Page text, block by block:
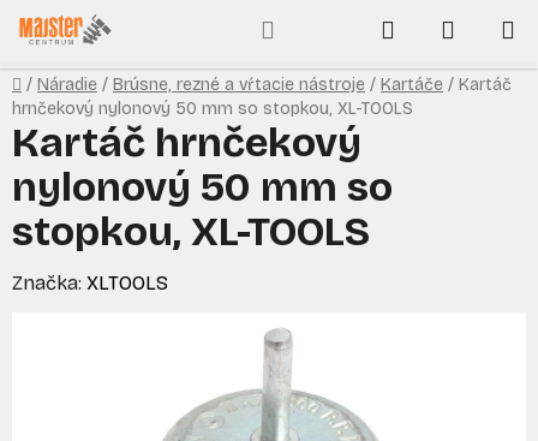
Prejsť
na
obsah
Hľadať
KOŠÍK
Domov
/ Náradie / Brúsne, rezné a vŕtacie nástroje / Kartáče / Kartáč
hrnčekový nylonový 50 mm so stopkou, XL-TOOLS
Kartáč hrnčekový
nylonový 50 mm so
stopkou, XL-TOOLS
Značka: XLTOOLS